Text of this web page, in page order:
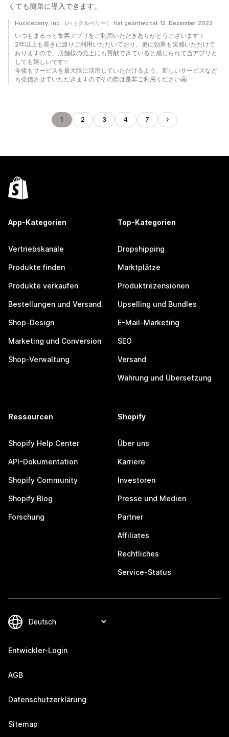
くても簡単に導入できます。
Huckleberry, Inc.（ハックルベリー） hat geantwortet 12. Dezember 2022
いつもまるっと集客アプリをご利用いただきありがとうございます！
2年以上も長きに渡りご利用いただいており、更に効果も実感いただけて
おりますので、店舗様の売上にも貢献できていると感じられて当アプリと
しても嬉しいです✨
今後もサービスを最大限に活用していただけるよう、新しいサービスなど
も発信させていただきますのでその際は是非ご利用ください🤗
1 2 3 4 7
App-Kategorien
Vertriebskanäle
Produkte finden
Produkte verkaufen
Bestellungen und Versand
Shop-Design
Marketing und Conversion
Shop-Verwaltung
Top-Kategorien
Dropshipping
Marktplätze
Produktrezensionen
Upselling und Bundles
E-Mail-Marketing
SEO
Versand
Währung und Übersetzung
Ressourcen
Shopify Help Center
API-Dokumentation
Shopify Community
Shopify Blog
Forschung
Shopify
Über uns
Karriere
Investoren
Presse und Medien
Partner
Affiliates
Rechtliches
Service-Status
Entwickler-Login
AGB
Datenschutzerklärung
Sitemap